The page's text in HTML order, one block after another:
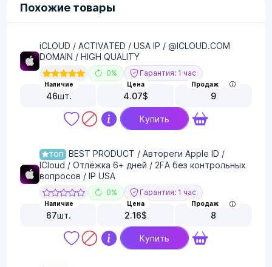
Похожие товары
iCLOUD / ACTIVATED / USA IP / @ICLOUD.COM
DOMAIN / HIGH QUALITY
0% Гарантия: 1 час
Наличие
46шт.
Цена
4.07$
Продаж
9
Купить
ТОП
BEST PRODUCT / Автореги Apple ID /
ICloud / Отлёжка 6+ дней / 2FA без контрольных
вопросов / IP USA
0% Гарантия: 1 час
Наличие
67шт.
Цена
2.16$
Продаж
8
Купить